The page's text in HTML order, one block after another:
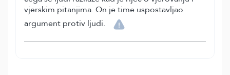
vjerskim pitanjima. On je time uspostavljao
argument protiv ljudi.